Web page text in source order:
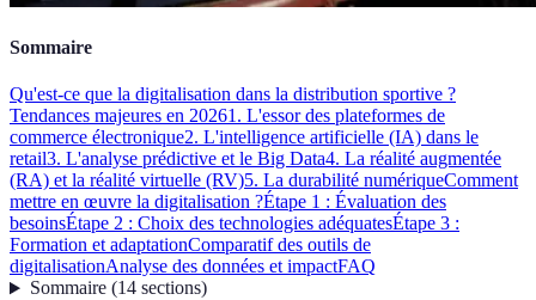
Sommaire
Qu'est-ce que la digitalisation dans la distribution sportive ?
Tendances majeures en 20261. L'essor des plateformes de
commerce électronique2. L'intelligence artificielle (IA) dans le
retail3. L'analyse prédictive et le Big Data4. La réalité augmentée
(RA) et la réalité virtuelle (RV)5. La durabilité numériqueComment
mettre en œuvre la digitalisation ?Étape 1 : Évaluation des
besoinsÉtape 2 : Choix des technologies adéquatesÉtape 3 :
Formation et adaptationComparatif des outils de
digitalisationAnalyse des données et impactFAQ
Sommaire(14 sections)